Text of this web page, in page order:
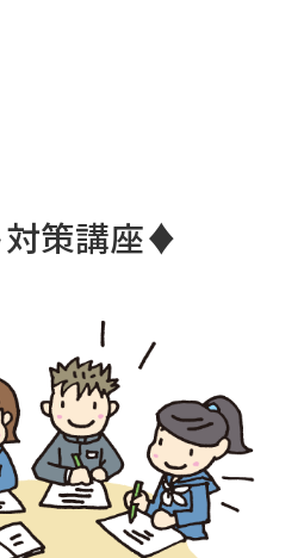
策講座♦